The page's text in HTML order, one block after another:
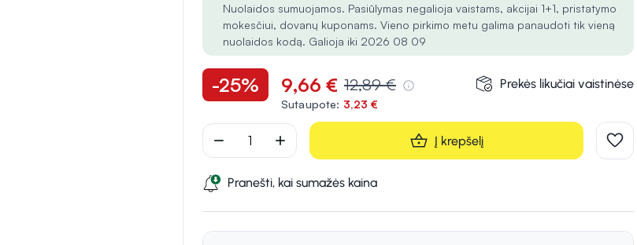
Nuolaidos sumuojamos. Pasiūlymas negalioja vaistams, akcijai 1+1, pristatymo
mokesčiui, dovanų kuponams. Vieno pirkimo metu galima panaudoti tik vieną
nuolaidos kodą. Galioja iki 2026 08 09
-25% 9,66 € 12,89 €
Sutaupote: 3,23 €
Prekės likučiai vaistinėse
remove add Į krepšelį
Pranešti, kai sumažės kaina